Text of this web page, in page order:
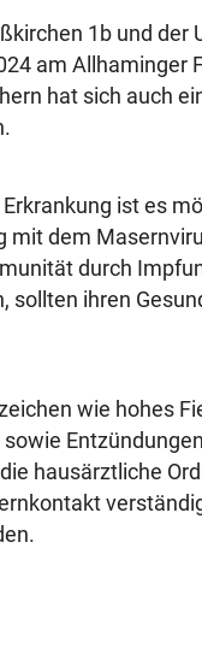
1b und der
am Allhaminger
hat sich auch
ist es
mit dem
durch
sollten ihren
wie hohes
hausärztliche